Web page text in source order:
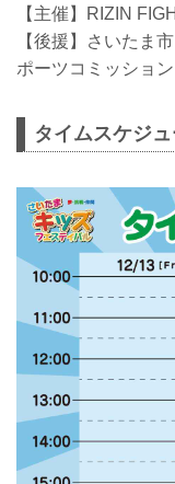
【主催】RIZIN
【後援】さいたま
ポーツコミッショ
タイムスケジ